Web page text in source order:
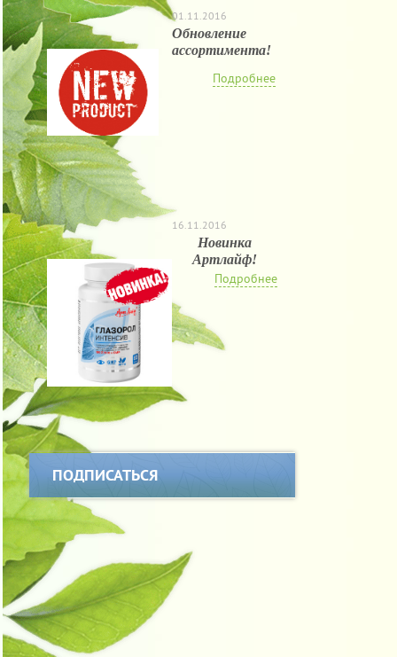
01.11.2016
Обновление
ассортимента!
Подробнее
16.11.2016
Новинка
Артлайф!
Подробнее
ПОДПИСАТЬСЯ